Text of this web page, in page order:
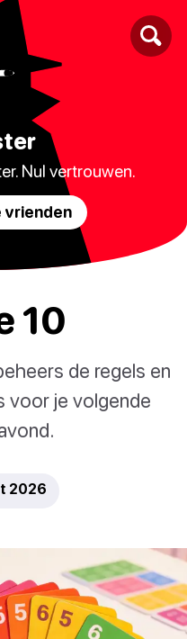
Nul vertrouwen.
vrienden
10
de regels en
voor je volgende
2026